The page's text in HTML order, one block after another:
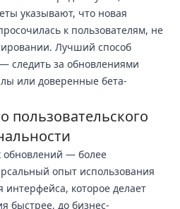
указывают, что новая
к пользователям, не
Лучший способ
следить за обновлениями
или доверенные бета-
пользовательского
обновлений — более
опыт использования
которое делает
быстрее, до бизнес-